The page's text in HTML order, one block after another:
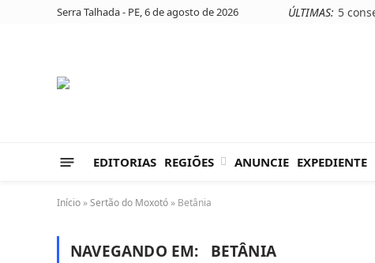
Serra Talhada - PE, 6 de agosto de 2026 ÚLTIMAS:
EDITORIAS REGIÕES ANUNCIE EXPEDIENTE
Início »Sertão do Moxotó » Betânia
NAVEGANDO EM: BETÂNIA